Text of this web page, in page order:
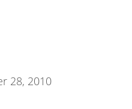
28, 2010